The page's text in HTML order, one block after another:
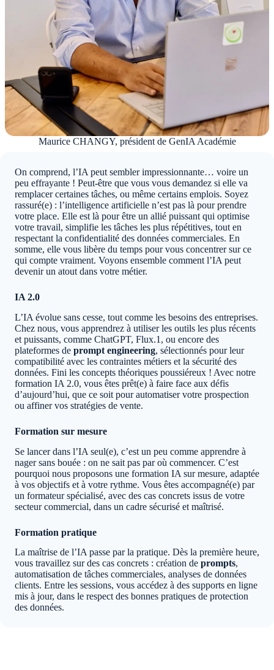
Maurice CHANGY, président de GenIA Académie
On comprend, l’IA peut sembler impressionnante… voire un
peu effrayante ! Peut-être que vous vous demandez si elle va
remplacer certaines tâches, ou même certains emplois. Soyez
rassuré(e) : l’intelligence artificielle n’est pas là pour prendre
votre place. Elle est là pour être un allié puissant qui optimise
votre travail, simplifie les tâches les plus répétitives, tout en
respectant la confidentialité des données commerciales. En
somme, elle vous libère du temps pour vous concentrer sur ce
qui compte vraiment. Voyons ensemble comment l’IA peut
devenir un atout dans votre métier.
IA 2.0
L’IA évolue sans cesse, tout comme les besoins des entreprises.
Chez nous, vous apprendrez à utiliser les outils les plus récents
et puissants, comme ChatGPT, Flux.1, ou encore des
plateformes de prompt engineering, sélectionnés pour leur
compatibilité avec les contraintes métiers et la sécurité des
données. Fini les concepts théoriques poussiéreux ! Avec notre
formation IA 2.0, vous êtes prêt(e) à faire face aux défis
d’aujourd’hui, que ce soit pour automatiser votre prospection
ou affiner vos stratégies de vente.
Formation sur mesure
Se lancer dans l’IA seul(e), c’est un peu comme apprendre à
nager sans bouée : on ne sait pas par où commencer. C’est
pourquoi nous proposons une formation IA sur mesure, adaptée
à vos objectifs et à votre rythme. Vous êtes accompagné(e) par
un formateur spécialisé, avec des cas concrets issus de votre
secteur commercial, dans un cadre sécurisé et maîtrisé.
Formation pratique
La maîtrise de l’IA passe par la pratique. Dès la première heure,
vous travaillez sur des cas concrets : création de prompts,
automatisation de tâches commerciales, analyses de données
clients. Entre les sessions, vous accédez à des supports en ligne
mis à jour, dans le respect des bonnes pratiques de protection
des données.